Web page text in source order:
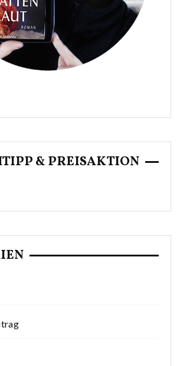
& PREISAKTION